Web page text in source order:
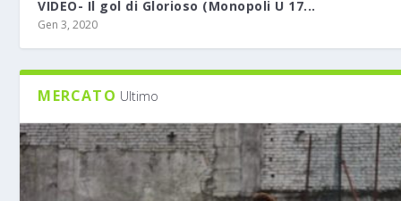
VIDEO- Il gol di Glorioso (Monopoli U 17...
Gen 3, 2020
MERCATO Ultimo